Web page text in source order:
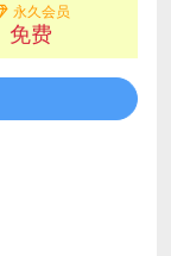
永久会员
免费